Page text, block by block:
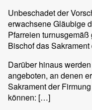
Unbeschadet der
erwachsene Gläubige
Pfarreien
Bischof das
Darüber hinaus
angeboten, an denen
Sakrament der
können: […]